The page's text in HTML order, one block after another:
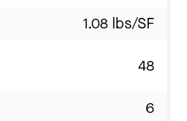
1.08 lbs/SF
48
6